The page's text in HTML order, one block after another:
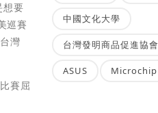
想要
巡賽
灣
賽屈
中國文化大學
台灣發明商品促進協會
ASUS Microchip